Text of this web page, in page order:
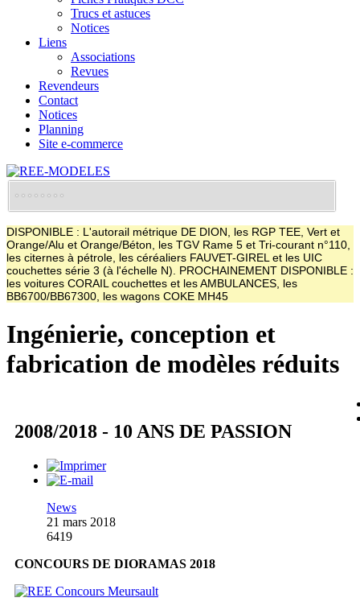
Trucs et astuces
Notices
Liens
Associations
Revues
Revendeurs
Contact
Notices
Planning
Site e-commerce
DISPONIBLE : L'autorail métrique DE DION, les RGP TEE, Vert et
Orange/Alu et Orange/Béton, les TGV Rame 5 et Tri-courant n°110,
les citernes à pétrole, les céréaliers FAUVET-GIREL et les UIC
couchettes série 3 (à l'échelle N). PROCHAINEMENT DISPONIBLE :
les voitures CORAIL couchettes et les AMBULANCES, les
BB6700/BB67300, les wagons COKE MH45
Ingénierie, conception et
fabrication de modèles réduits
2008/2018 - 10 ANS DE PASSION
News
21 mars 2018
6419
CONCOURS DE DIORAMAS 2018